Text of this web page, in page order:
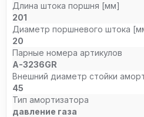
Длина штока поршня [мм]
201
Диаметр поршневого штока
20
Парные номера артикулов
A-3236GR
Внешний диаметр стойки
45
Тип амортизатора
давление газа